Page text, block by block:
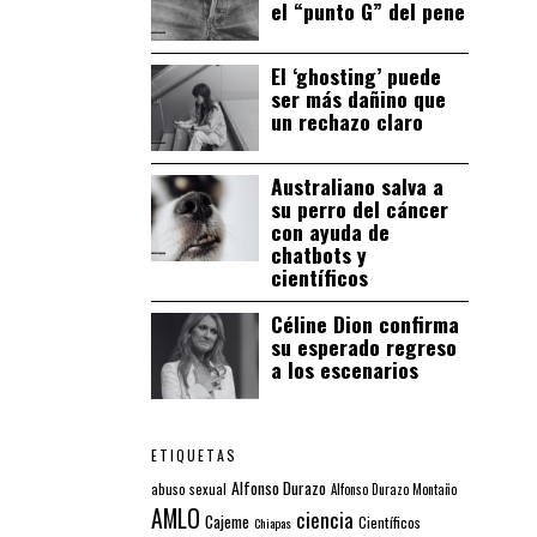
el “punto G” del pene
El ‘ghosting’ puede
ser más dañino que
un rechazo claro
Australiano salva a
su perro del cáncer
con ayuda de
chatbots y
científicos
Céline Dion confirma
su esperado regreso
a los escenarios
ETIQUETAS
abuso sexual Alfonso Durazo Alfonso Durazo Montaño
AMLO Cajeme Chiapas ciencia Científicos